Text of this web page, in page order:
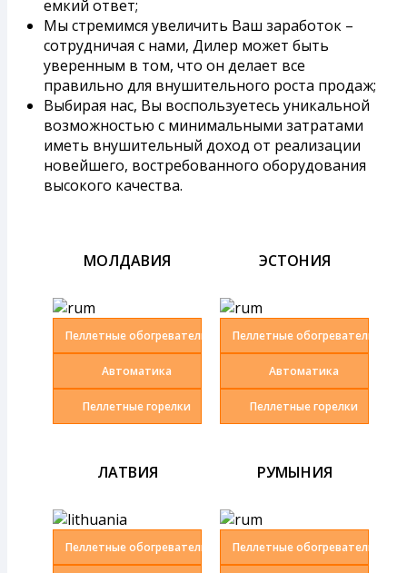
емкий ответ;
Мы стремимся увеличить Ваш заработок –
сотрудничая с нами, Дилер может быть
уверенным в том, что он делает все
правильно для внушительного роста продаж;
Выбирая нас, Вы воспользуетесь уникальной
возможностью с минимальными затратами
иметь внушительный доход от реализации
новейшего, востребованного оборудования
высокого качества.
МОЛДАВИЯ
Пеллетные обогреватели
Автоматика
Пеллетные горелки
ЭСТОНИЯ
Пеллетные обогреватели
Автоматика
Пеллетные горелки
ЛАТВИЯ
Пеллетные обогреватели
РУМЫНИЯ
Пеллетные обогреватели